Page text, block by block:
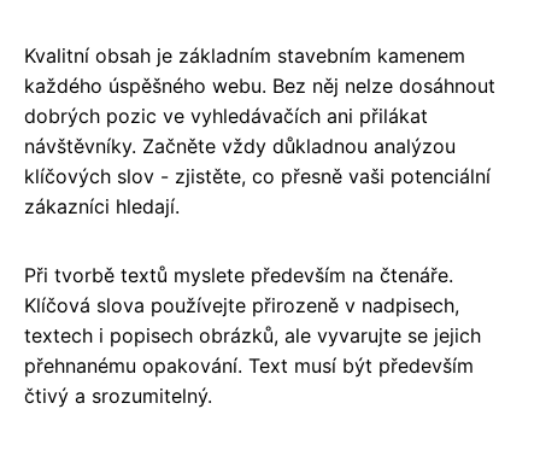
Kvalitní obsah je základním stavebním kamenem
každého úspěšného webu. Bez něj nelze dosáhnout
dobrých pozic ve vyhledávačích ani přilákat
návštěvníky. Začněte vždy důkladnou analýzou
klíčových slov - zjistěte, co přesně vaši potenciální
zákazníci hledají.
Při tvorbě textů myslete především na čtenáře.
Klíčová slova používejte přirozeně v nadpisech,
textech i popisech obrázků, ale vyvarujte se jejich
přehnanému opakování. Text musí být především
čtivý a srozumitelný.